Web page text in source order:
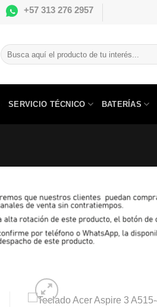
+57 313 276 2957
Buscar
por:
SERVICIO TÉCNICO BATERÍAS